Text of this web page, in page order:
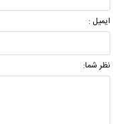
ایمیل :
نظر شما: